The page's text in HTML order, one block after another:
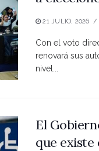
21 JULIO, 2026
Con el voto
renovará sus
nivel...
El
que existe